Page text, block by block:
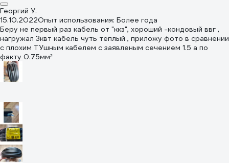
Георгий У.
15.10.2022Опыт использования: Более года
Беру не первый раз кабель от "ккз", хороший -кондовый ввг ,
нагружал 3квт кабель чуть теплый , приложу фото в сравнении
с плохим ТУшным кабелем с заявленым сечением 1.5 а по
факту 0.75мм²